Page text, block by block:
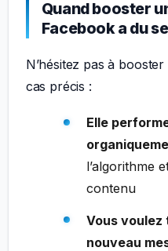
Quand booster
Facebook a du
N’hésitez pas à
cas précis :
Elle
l’algorithme
contenu
Vous
nouveau